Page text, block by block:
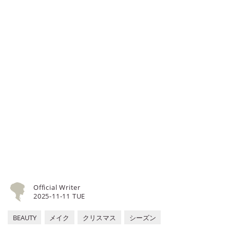
2025-11-11 TUE
Official Writer
BEAUTY メイク クリスマス シーズン